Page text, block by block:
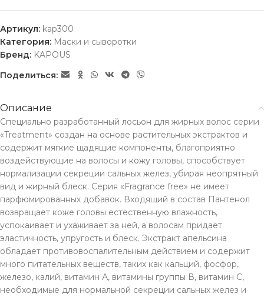
Артикул: kap300
Категория: Маски и сыворотки
Бренд: KAPOUS
Поделиться:
Описание
Специально разработанный лосьон для жирных волос серии
«Treatment» создан на основе растительных экстрактов и
содержит мягкие щадящие компоненты, благоприятно
воздействующие на волосы и кожу головы, способствует
нормализации секреции сальных желез, убирая неопрятный
вид и жирный блеск. Серия «Fragrance free» не имеет
парфюмированных добавок. Входящий в состав Пантенол
возвращает коже головы естественную влажность,
успокаивает и ухаживает за ней, а волосам придаёт
эластичность, упругость и блеск. Экстракт апельсина
обладает противовоспалительным действием и содержит
много питательных веществ, таких как кальций, фосфор,
железо, калий, витамин А, витамины группы В, витамин С,
необходимые для нормальной секреции сальных желез и